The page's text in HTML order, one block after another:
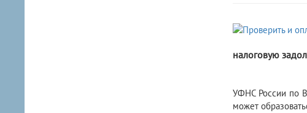
налоговую
УФНС России по
может